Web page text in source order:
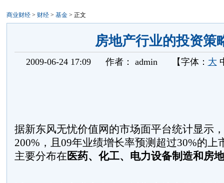
商业财经> 财经> 基金> 正文
房地产行业的投资策
2009-06-24 17:09 作者： admin 【字体： 大
据新东风无忧价值网的市场面平台统计显示
200%，且09年业绩增长率预测超过30%的上
主要分布在 医药、化工、电力设备制造和房